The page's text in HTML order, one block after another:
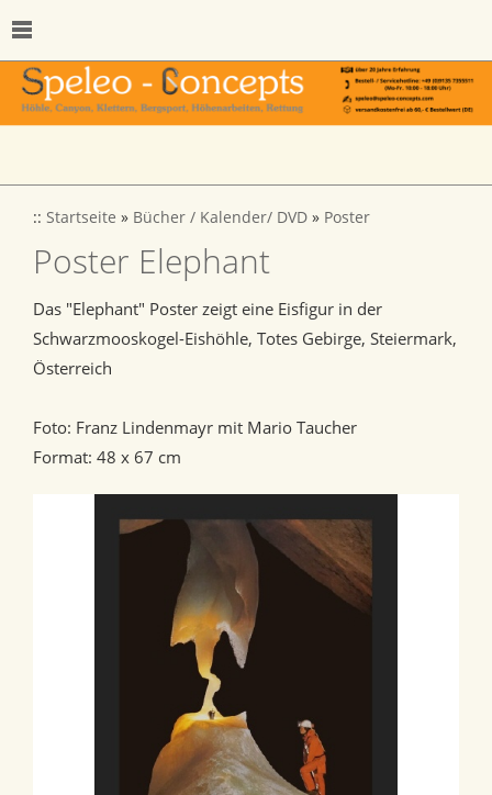
:: Startseite » Bücher / Kalender/ DVD » Poster
Poster Elephant
Das "Elephant" Poster zeigt eine Eisfigur in der
Schwarzmooskogel-Eishöhle, Totes Gebirge, Steiermark,
Österreich
Foto: Franz Lindenmayr mit Mario Taucher
Format: 48 x 67 cm